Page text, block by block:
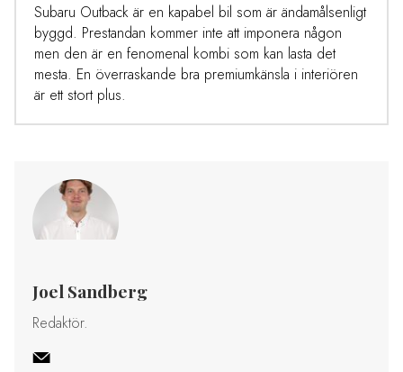
Subaru Outback är en kapabel bil som är ändamålsenligt
byggd. Prestandan kommer inte att imponera någon
men den är en fenomenal kombi som kan lasta det
mesta. En överraskande bra premiumkänsla i interiören
är ett stort plus.
Joel Sandberg
Redaktör.